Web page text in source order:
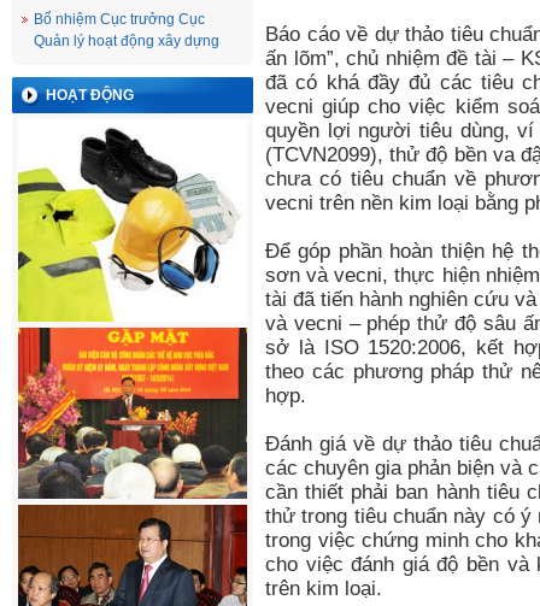
Bổ nhiệm Cục trưởng Cục
Quản lý hoạt động xây dựng
HOẠT ĐỘNG
Báo cáo về dự thảo tiêu
ấn lõm”, chủ nhiệm đề tài –
đã có khá đầy đủ các tiêu
vecni giúp cho việc kiểm
quyền lợi người tiêu dùng,
(TCVN2099), thử độ bền va
chưa có tiêu chuẩn về
vecni trên nền kim loại bằng
Để góp phần hoàn thiện hệ
sơn và vecni, thực hiện
tài đã tiến hành nghiên cứu
và vecni – phép thử độ sâu
sở là ISO 1520:2006, kết
theo các phương pháp thử
hợp.
Đánh giá về dự thảo tiêu
các chuyên gia phản biện và
cần thiết phải ban hành tiêu
thử trong tiêu chuẩn này có
trong việc chứng minh cho
cho việc đánh giá độ bền và
trên kim loại.